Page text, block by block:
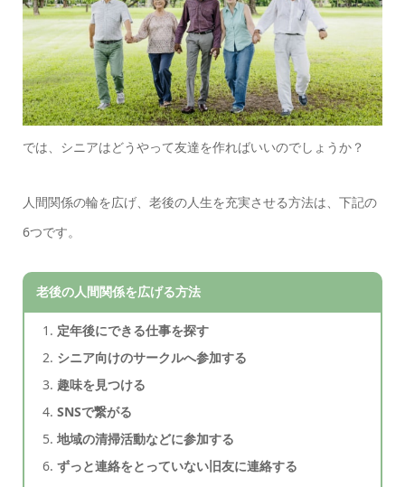
では、シニアはどうやって友達を作ればいいのでしょうか？
人間関係の輪を広げ、老後の人生を充実させる方法は、下記の
6つです。
老後の人間関係を広げる方法
定年後にできる仕事を探す
シニア向けのサークルへ参加する
趣味を見つける
SNSで繋がる
地域の清掃活動などに参加する
ずっと連絡をとっていない旧友に連絡する